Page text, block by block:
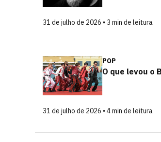
31 de julho de 2026 • 3 min de leitura
POP
O que levou o
31 de julho de 2026 • 4 min de leitura